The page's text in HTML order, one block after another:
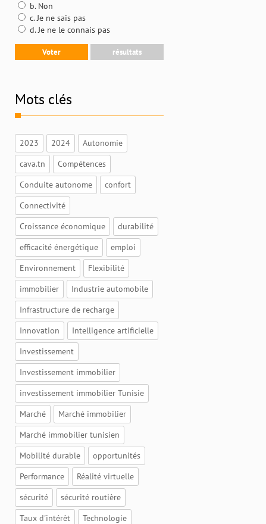
b. Non
c. Je ne sais pas
d. Je ne le connais pas
Mots clés
2023 2024
Autonomie
cava.tn
Compétences
Conduite autonome
confort
Connectivité
Croissance économique
durabilité
efficacité énergétique
emploi
Environnement
Flexibilité
immobilier
Industrie automobile
Infrastructure de recharge
Innovation
Intelligence artificielle
Investissement
Investissement immobilier
investissement immobilier Tunisie
Marché
Marché immobilier
Marché immobilier tunisien
Mobilité durable
opportunités
Performance
Réalité virtuelle
sécurité
sécurité routière
Taux d'intérêt
Technologie